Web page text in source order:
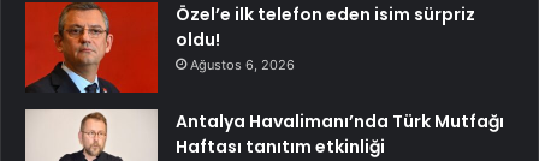
Özel’e ilk telefon eden isim sürpriz
oldu!
Ağustos 6, 2026
Antalya Havalimanı’nda Türk Mutfağı
Haftası tanıtım etkinliği